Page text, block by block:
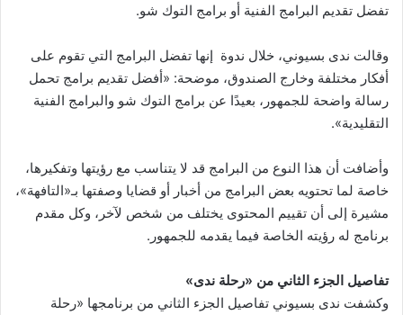
تفضل تقديم البرامج الفنية أو برامج التوك شو.
وقالت ندى بسيوني، خلال ندوة إنها تفضل البرامج التي تقوم على
أفكار مختلفة وخارج الصندوق، موضحة: «أفضل تقديم برامج تحمل
رسالة واضحة للجمهور، بعيدًا عن برامج التوك شو والبرامج الفنية
التقليدية».
وأضافت أن هذا النوع من البرامج قد لا يتناسب مع رؤيتها وتفكيرها،
خاصة لما تحتويه بعض البرامج من أخبار أو قضايا وصفتها بـ«التافهة»،
مشيرة إلى أن تقييم المحتوى يختلف من شخص لآخر، وكل مقدم
برنامج له رؤيته الخاصة فيما يقدمه للجمهور.
تفاصيل الجزء الثاني من «رحلة ندى»
وكشفت ندى بسيوني تفاصيل الجزء الثاني من برنامجها «رحلة